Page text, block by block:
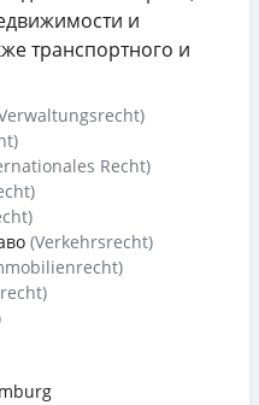
и
транспортного и
Recht)
(Verkehrsrecht)